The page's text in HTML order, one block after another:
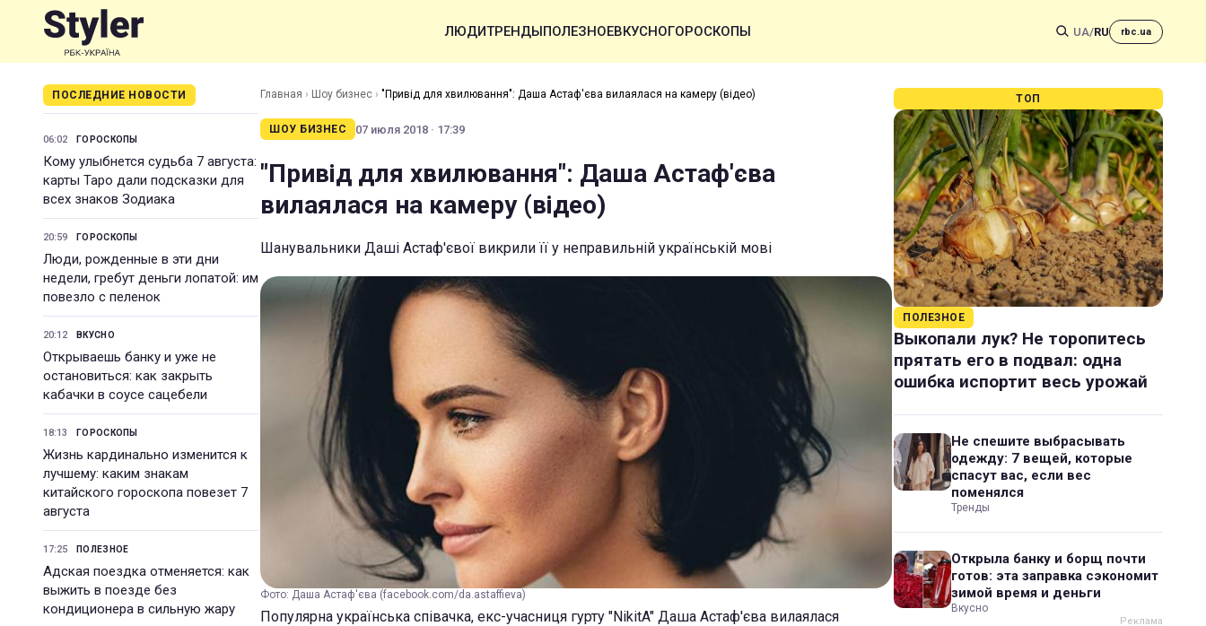
ЛЮДИТРЕНДЫПОЛЕЗНОЕВКУСНОГОРОСКОПЫ UA/RU rbc.ua
ПОСЛЕДНИЕ НОВОСТИ
06:02 ГОРОСКОПЫ
Кому улыбнется судьба 7 августа:
карты Таро дали подсказки для
всех знаков Зодиака
20:59 ГОРОСКОПЫ
Люди, рожденные в эти дни
недели, гребут деньги лопатой: им
повезло с пеленок
20:12 ВКУСНО
Открываешь банку и уже не
остановиться: как закрыть
кабачки в соусе сацебели
18:13 ГОРОСКОПЫ
Жизнь кардинально изменится к
лучшему: каким знакам
китайского гороскопа повезет 7
августа
17:25 ПОЛЕЗНОЕ
Адская поездка отменяется: как
выжить в поезде без
кондиционера в сильную жару
Главная › Шоу бизнес › "Привід для хвилювання": Даша Астаф'єва вилаялася на камеру (відео)
ШОУ БИЗНЕС 07 июля 2018 · 17:39
"Привід для хвилювання": Даша Астаф'єва
вилаялася на камеру (відео)
Шанувальники Даші Астаф'євої викрили її у неправильній українській мові
Фото: Даша Астаф'єва (facebook.com/da.astaffieva)
Популярна українська співачка, екс-учасниця гурту "NikitA" Даша Астаф'єва вилаялася
ТОП
ПОЛЕЗНОЕ
Выкопали лук? Не торопитесь
прятать его в подвал: одна
ошибка испортит весь урожай
Не спешите выбрасывать
одежду: 7 вещей, которые
спасут вас, если вес
поменялся
Тренды
Открыла банку и борщ почти
готов: эта заправка сэкономит
зимой время и деньги
Вкусно